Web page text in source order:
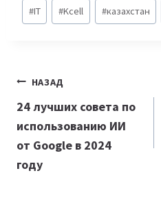
записи:
#IT #Kcell #казахстан
Навигация
по
записям
НАЗАД
24 лучших совета по
использованию ИИ
от Google в 2024
году